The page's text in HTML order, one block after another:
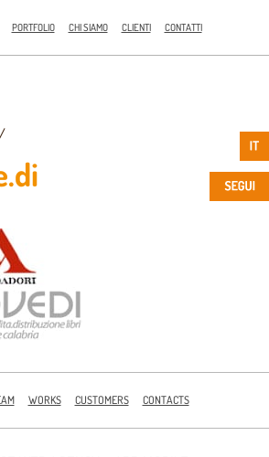
PORTFOLIO CHI SIAMO CLIENTI CONTATTI
WORKS CUSTOMERS CONTACTS